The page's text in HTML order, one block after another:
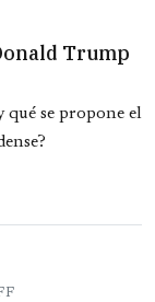
Trump
qué se propone el